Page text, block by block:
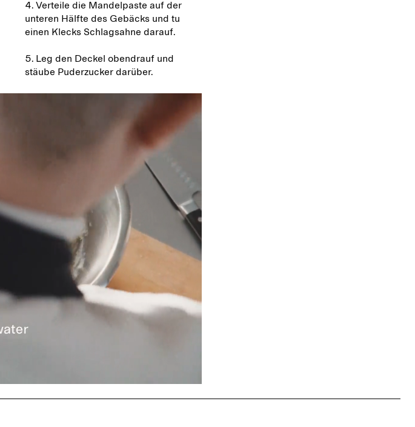
4. Verteile die Mandelpaste auf der
unteren Hälfte des Gebäcks und tu
einen Klecks Schlagsahne darauf.
5. Leg den Deckel obendrauf und
stäube Puderzucker darüber.